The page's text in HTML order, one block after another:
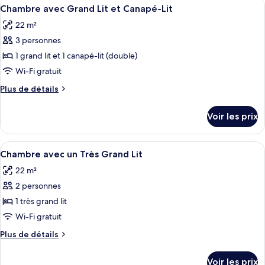
très
grand
lit
de
Chambre,
grand
lit
toutes
les
photos
pour
ce
type
de
Chambre
avec
Grand
Lit
et
Canapé-
Lit
14
Chambre avec Grand Lit et Canapé-Lit
22 m²
3 personnes
1 grand lit et 1 canapé-lit (double)
Wi-Fi gratuit
Plus de détails
Plus
le
type
de
Chambre
avec
Lit
et
Lit
Voir les prix
Afficher
toutes
les
photos
pour
ce
type
de
Une chambre d’hôtel avec un grand
7
Chambre avec un Très Grand Lit
22 m²
2 personnes
1 très grand lit
Wi-Fi gratuit
Plus de détails
Plus
Voir les prix